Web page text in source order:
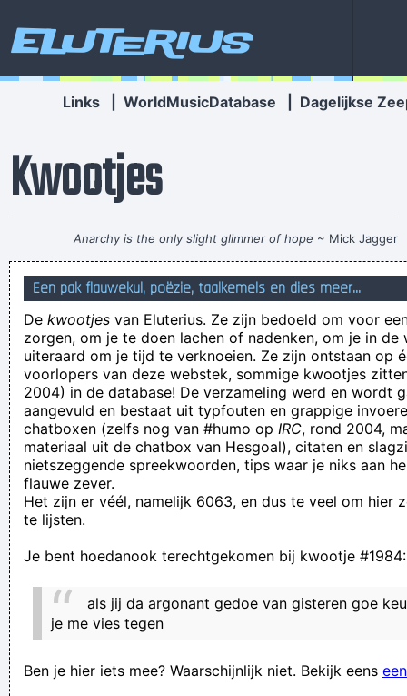
Eluterius
Links WorldMusicDatabase Dagelijkse
Kwootjes
Anarchy is the only slight glimmer of hope ~ Mick Jagger
Ben echt trots op diegene die dit ''perongelijk'' op tv heeft
gezet =D
DE EO MAG STOPPEN MET HUN KUTSPAM
Er zijn weinig mannen die 'Chantal' heten, denk ik
ik ga even niks meer zegen op Sociale media. dan wet juli dat
De ziekte van beperkingson
Hoe bouw je een verkoopgesprek logich op?
Nood-Afrikanen vind je niet terug op de universiteit, Noord-
Afrikanen daarentegen wel.
Hoewel Club Brugge de nul heeft kunnen houden zijn de
supporters niet tevreden. Een striemend fluitconcert rolt van
de tribunes van Jan Breydel na de 0-2 tegen Westerlo
maken een kampvuur, jij vraagt me ten huwelijk en ik lach u
Een pak flauwekul, poëzie, taalkemels en dies meer...
De kwootjes van Eluterius. Ze zijn bedoeld om voor
zorgen, om je te doen lachen of nadenken, om je in de
uiteraard om je tijd te verknoeien. Ze zijn ontstaan op
voorlopers van deze webstek, sommige kwootjes
2004) in de database! De verzameling werd en wordt
aangevuld en bestaat uit typfouten en grappige
chatboxen (zelfs nog van #humo op IRC, rond 2004,
materiaal uit de chatbox van Hesgoal), citaten en
nietszeggende spreekwoorden, tips waar je niks aan
flauwe zever.
Het zijn er véél, namelijk 6063, en dus te veel om hier
te lijsten.
Je bent hoedanook terechtgekomen bij kwootje #1984:
als jij da argonant gedoe van gisteren goe
je me vies tegen
Ben je hier iets mee? Waarschijnlijk niet. Bekijk eens